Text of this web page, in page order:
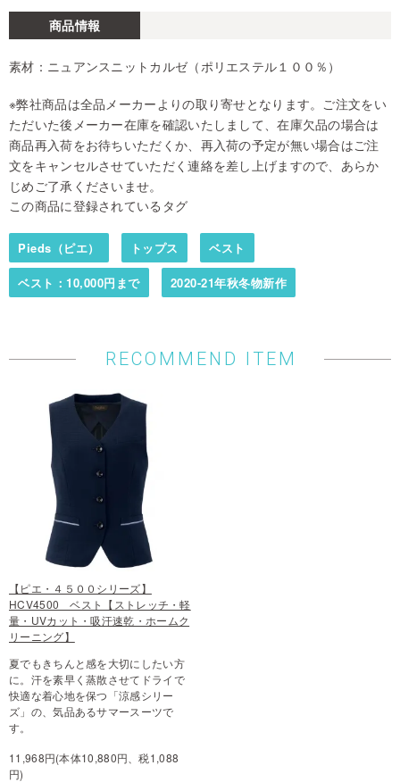
商品情報
素材：ニュアンスニットカルゼ（ポリエステル１００％）
※弊社商品は全品メーカーよりの取り寄せとなります。ご注文をい
ただいた後メーカー在庫を確認いたしまして、在庫欠品の場合は
商品再入荷をお待ちいただくか、再入荷の予定が無い場合はご注
文をキャンセルさせていただく連絡を差し上げますので、あらか
じめご了承くださいませ。
この商品に登録されているタグ
Pieds（ピエ） トップス ベスト
ベスト：10,000円まで 2020-21年秋冬物新作
RECOMMEND ITEM
【ピエ・４５００シリーズ】
HCV4500 ベスト【ストレッチ・軽
量・UVカット・吸汗速乾・ホームク
リーニング】
夏でもきちんと感を大切にしたい方
に。汗を素早く蒸散させてドライで
快適な着心地を保つ「涼感シリー
ズ」の、気品あるサマースーツで
す。
11,968円(本体10,880円、税1,088
円)